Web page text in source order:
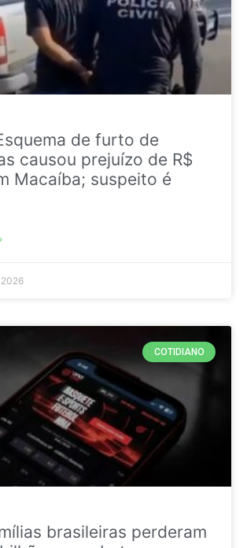
de furto de
causou prejuízo de R$
Macaíba; suspeito é
COTIDIANO
brasileiras perderam